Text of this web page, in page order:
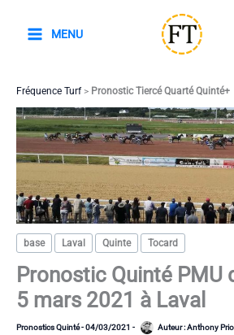
MENU
Fréquence Turf> Pronostic Tiercé Quarté Quinté+
base Laval Quinte Tocard
Pronostic Quinté PMU
5 mars 2021 à Laval
Pronostics Quinté-04/03/2021 - Auteur :Anthony